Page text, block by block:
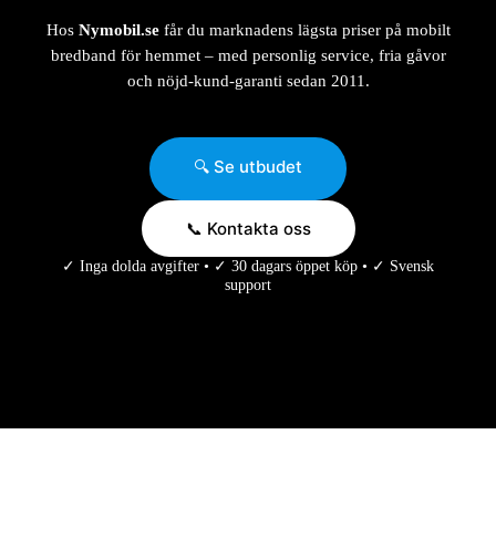
Hos Nymobil.sefår du marknadens lägsta priser på mobilt
bredband för hemmet – med personlig service, fria gåvor
och nöjd-kund-garanti sedan 2011.
🔍 Se utbudet
📞 Kontakta oss
✓ Inga dolda avgifter • ✓ 30 dagars öppet köp • ✓ Svensk
support